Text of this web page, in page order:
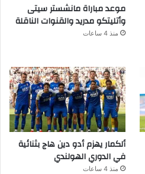
موعد مباراة مانشستر سيتى
وأتليتكو مدريد والقنوات الناقلة
منذ 4 ساعات
ألكمار يهزم أدو دين هاج بثنائية
في الدوري الهولندي
منذ 4 ساعات